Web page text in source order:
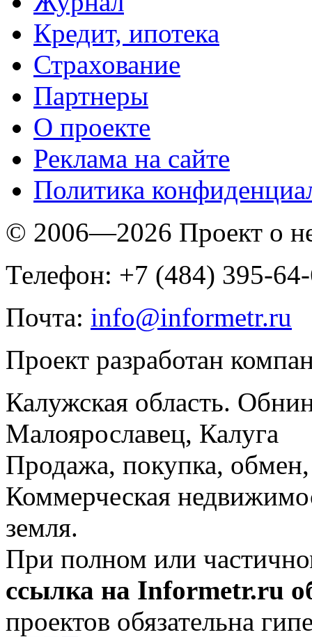
Кредит, ипотека
Страхование
Партнеры
O проекте
Реклама на сайте
Политика
© 2006—2026 Проект о
Телефон: +7 (484) 395-
Почта: info@informetr.ru
Проект разработан
Калужская область.
Малоярославец, Калуга
Продажа, покупка, обмен,
Коммерческая
земля.
При полном или
ссылка на Informetr.ru
проектов обязательна